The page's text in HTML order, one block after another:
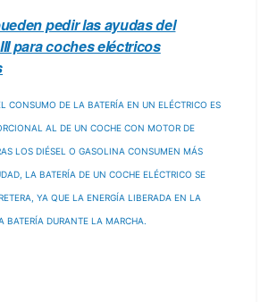
pedir las ayudas del
para coches eléctricos
CONSUMO DE LA BATERÍA EN UN ELÉCTRICO ES
AL DE UN COCHE CON MOTOR DE
LOS DIÉSEL O GASOLINA CONSUMEN MÁS
LA BATERÍA DE UN COCHE ELÉCTRICO SE
YA QUE LA ENERGÍA LIBERADA EN LA
BATERÍA DURANTE LA MARCHA.